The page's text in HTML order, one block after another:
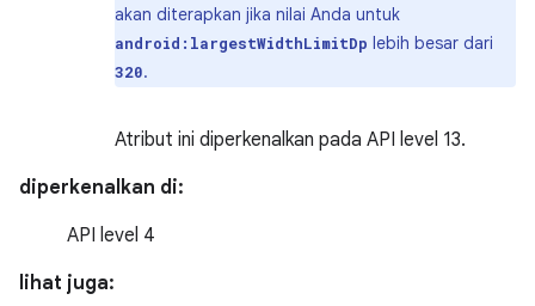
akan diterapkan jika nilai Anda untuk
android:largestWidthLimitDp lebih besar dari
320.
Atribut ini diperkenalkan pada API level 13.
diperkenalkan di:
API level 4
lihat juga: